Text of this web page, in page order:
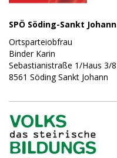
SPÖ Söding-Sankt Johann
Ortsparteiobfrau
Binder Karin
Sebastianistraße 1/Haus 3/8
8561 Söding Sankt Johann